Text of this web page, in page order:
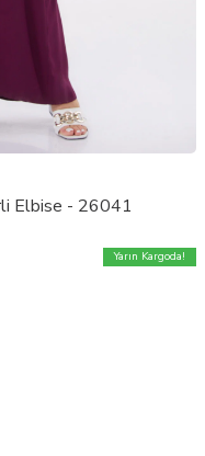
Elbise - 26041
Yarın Kargoda!